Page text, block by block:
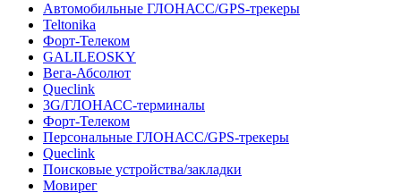
Автомобильные ГЛОНАСС/GPS-трекеры
Teltonika
Форт-Телеком
GALILEOSKY
Вега-Абсолют
Queclink
3G/ГЛОНАСС-терминалы
Форт-Телеком
Персональные ГЛОНАСС/GPS-трекеры
Queclink
Поисковые устройства/закладки
Мовирег